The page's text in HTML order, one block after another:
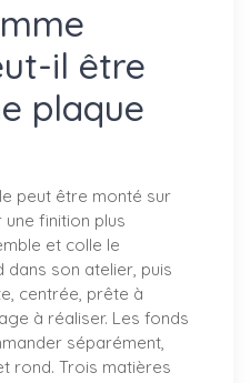
il être
plaque
peut être monté sur
finition plus
et colle le
son atelier, puis
centrée, prête à
à réaliser. Les fonds
séparément,
rond. Trois matières